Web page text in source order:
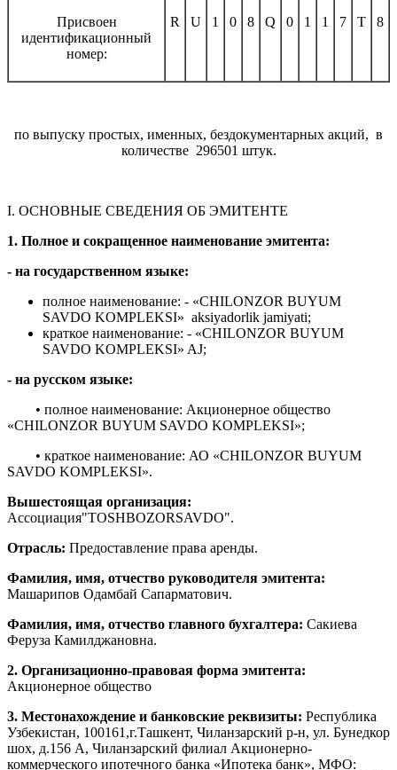
Присвоен
идентификационный
номер:
R U 1 0 8 Q 0 1 1 7 T 8
по выпуску простых, именных, бездокументарных акций, в
количестве 296501 штук.
I. ОСНОВНЫЕ СВЕДЕНИЯ ОБ ЭМИТЕНТЕ
1. Полное и сокращенное наименование эмитента:
- на государственном языке:
полное наименование: - «CHILONZOR BUYUM
SAVDO KOMPLEKSI» аksiyadorlik jamiyati;
краткое наименование: - «CHILONZOR BUYUM
SAVDO KOMPLEKSI» AJ;
- на русском языке:
• полное наименование: Акционерное общество
«CHILONZOR BUYUM SAVDO KOMPLEKSI»;
• краткое наименование: АО «CHILONZOR BUYUM
SAVDO KOMPLEKSI».
Вышестоящая организация:
Ассоциация"TOSHBOZORSAVDO".
Отрасль: Предоставление права аренды.
Фамилия, имя, отчество руководителя эмитента:
Машарипов Одамбай Сапарматович.
Фамилия, имя, отчество главного бухгалтера: Сакиева
Феруза Камилджановна.
2. Организационно-правовая форма эмитента:
Акционерное общество
3. Местонахождение и банковские реквизиты: Республика
Узбекистан, 100161,г.Ташкент, Чиланзарский р-н, ул. Бунедкор
шох, д.156 А, Чиланзарский филиал Акционерно-
коммерческого ипотечного банка «Ипотека банк», МФО: